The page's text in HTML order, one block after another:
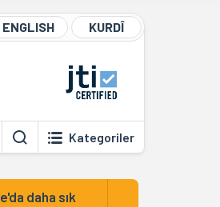
ENGLISH KURDÎ
Kategoriler
daha sık